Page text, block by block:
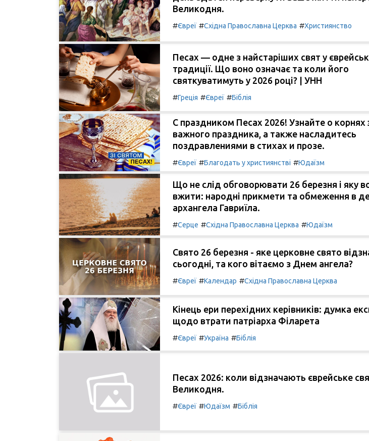
Великодня.
#Євреї #Східна Православна Церква #Християнство
Песах — одне з найстаріших свят у
традиції. Що воно означає та коли його
святкуватимуть у 2026 році? | УНН
#Греція #Євреї #Біблія
С праздником Песах 2026! Узнайте о корнях
важного праздника, а также насладитесь
поздравлениями в стихах и прозе.
#Євреї #Благодать у християнстві #Юдаїзм
Що не слід обговорювати 26 березня і яку
вжити: народні прикмети та обмеження в
архангела Гавриїла.
#Серце #Східна Православна Церква #Юдаїзм
Свято 26 березня - яке церковне свято
сьогодні, та кого вітаємо з Днем ангела?
#Євреї #Календар #Східна Православна Церква
Кінець ери перехідних керівників: думка
щодо втрати патріарха Філарета
#Євреї #Україна #Біблія
Песах 2026: коли відзначають єврейське
Великодня.
#Євреї #Юдаїзм #Біблія